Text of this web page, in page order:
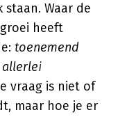
Waar de
heeft
toenemend
allerlei
vraag is niet of
maar hoe je er